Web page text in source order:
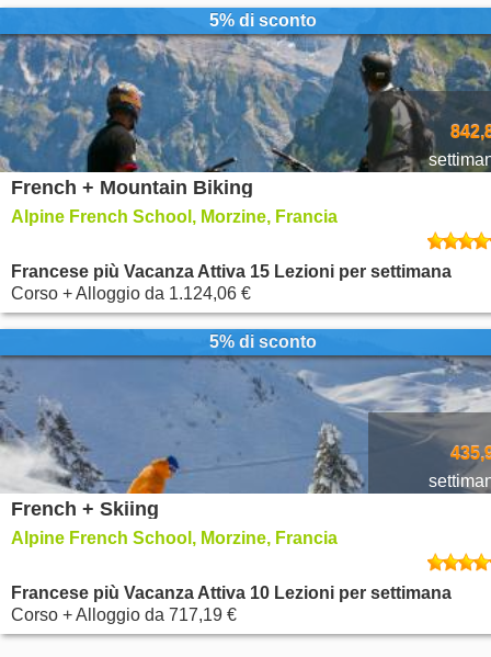
5% di sconto
French + Mountain Biking
Alpine French School, Morzine, Francia
Francese più Vacanza Attiva 15 Lezioni per settimana
Corso + Alloggio da 1.124,06 €
5% di sconto
French + Skiing
Alpine French School, Morzine, Francia
Francese più Vacanza Attiva 10 Lezioni per settimana
Corso + Alloggio da 717,19 €